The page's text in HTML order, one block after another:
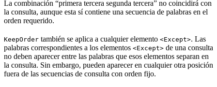
La combinación “primera tercera segunda tercera” no coincidirá con
la consulta, aunque esta sí contiene una secuencia de palabras en el
orden requerido.
KeepOrder también se aplica a cualquier elemento <Except>. Las
palabras correspondientes a los elementos <Except> de una consulta
no deben aparecer entre las palabras que esos elementos separan en
la consulta. Sin embargo, pueden aparecer en cualquier otra posición
fuera de las secuencias de consulta con orden fijo.